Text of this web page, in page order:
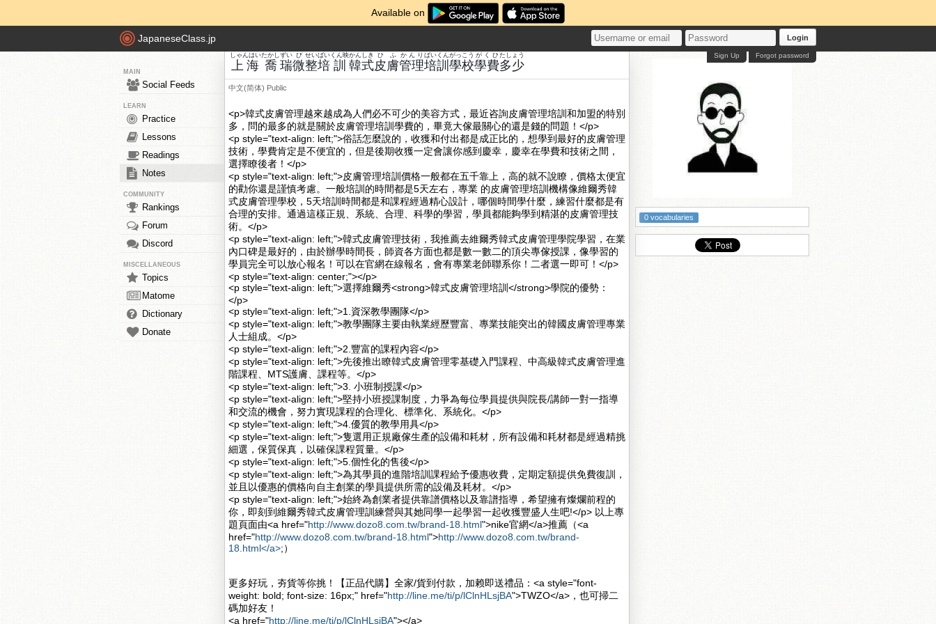
Available on
JapaneseClass.jp Login
Forgot password
Sign Up
MAIN
Social Feeds
LEARN
Practice
Lessons
Readings
Notes
COMMUNITY
Rankings
Forum
Discord
MISCELLANEOUS
Topics
Matome
Dictionary
Donate
上海
しゃんはい
喬
たかし
瑞
ずい
微
び
整
せい
培
ばい
訓
くん映
韓
かん
式
しき
皮膚
ひふ
管理
かんり
培
ばい
訓
くん
學校
がっこう
學費
がくひ
多少
たしょう
中文(简体) Public
<p>韓式皮膚管理越來越成為人們必不可少的美容方式，最近咨詢皮膚管理培訓和加盟的特別
多，問的最多的就是關於皮膚管理培訓學費的，畢竟大傢最關心的還是錢的問題！</p>
<p style="text-align: left;">俗話怎麼說的，收獲和付出都是成正比的，想學到最好的皮膚管理
技術，學費肯定是不便宜的，但是後期收獲一定會讓你感到慶幸，慶幸在學費和技術之間，
選擇瞭後者！</p>
<p style="text-align: left;">皮膚管理培訓價格一般都在五千靠上，高的就不說瞭，價格太便宜
的勸你還是謹慎考慮。一般培訓的時間都是5天左右，專業 的皮膚管理培訓機構像維爾秀韓
式皮膚管理學校，5天培訓時間都是和課程經過精心設計，哪個時間學什麼，練習什麼都是有
合理的安排。通過這樣正規、系統、合理、科學的學習，學員都能夠學到精湛的皮膚管理技
術。</p>
<p style="text-align: left;">韓式皮膚管理技術，我推薦去維爾秀韓式皮膚管理學院學習，在業
內口碑是最好的，由於辦學時間長，師資各方面也都是數一數二的頂尖專傢授課，像學習的
學員完全可以放心報名！可以在官網在線報名，會有專業老師聯系你！二者選一即可！</p>
<p style="text-align: center;"></p>
<p style="text-align: left;">選擇維爾秀<strong>韓式皮膚管理培訓</strong>學院的優勢：
</p>
<p style="text-align: left;">1.資深教學團隊</p>
<p style="text-align: left;">教學團隊主要由執業經歷豐富、專業技能突出的韓國皮膚管理專業
人士組成。</p>
<p style="text-align: left;">2.豐富的課程內容</p>
<p style="text-align: left;">先後推出瞭韓式皮膚管理零基礎入門課程、中高級韓式皮膚管理進
階課程、MTS護膚、課程等。</p>
<p style="text-align: left;">3. 小班制授課</p>
<p style="text-align: left;">堅持小班授課制度，力爭為每位學員提供與院長/講師一對一指導
和交流的機會，努力實現課程的合理化、標準化、系統化。</p>
<p style="text-align: left;">4.優質的教學用具</p>
<p style="text-align: left;">隻選用正規廠傢生產的設備和耗材，所有設備和耗材都是經過精挑
細選，保質保真，以確保課程質量。</p>
<p style="text-align: left;">5.個性化的售後</p>
<p style="text-align: left;">為其學員的進階培訓課程給予優惠收費，定期定額提供免費復訓，
並且以優惠的價格向自主創業的學員提供所需的設備及耗材。</p>
<p style="text-align: left;">始終為創業者提供靠譜價格以及靠譜指導，希望擁有燦爛前程的
你，即刻到維爾秀韓式皮膚管理訓練營與其她同學一起學習一起收獲豐盛人生吧!</p> 以上專
題頁面由<a href="http://www.dozo8.com.tw/brand-18.html">nike官網</a>推薦（<a
href="http://www.dozo8.com.tw/brand-18.html">http://www.dozo8.com.tw/brand-
18.html</a>;）
更多好玩，夯貨等你挑！【正品代購】全家/貨到付款，加赖即送禮品：<a style="font-
weight: bold; font-size: 16px;" href="http://line.me/ti/p/lClnHLsjBA">TWZO</a>，也可掃二
碼加好友！
<a href="http://line.me/ti/p/lClnHLsjBA"></a>
0 vocabularies